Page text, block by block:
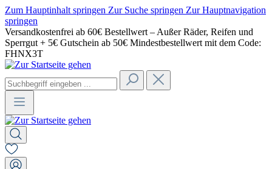
Zum Hauptinhalt springen Zur Suche springen Zur Hauptnavigation
springen
Versandkostenfrei ab 60€ Bestellwert – Außer Räder, Reifen und
Sperrgut + 5€ Gutschein ab 50€ Mindestbestellwert mit dem Code:
FHNX3T